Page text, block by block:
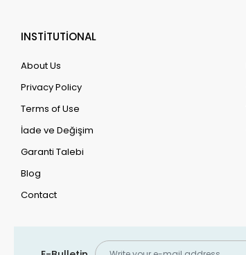
INSTİTUTİONAL
About Us
Privacy Policy
Terms of Use
İade ve Değişim
Garanti Talebi
Blog
Contact